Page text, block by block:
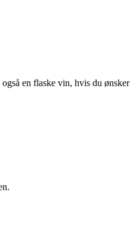
en flaske vin, hvis du ønsker